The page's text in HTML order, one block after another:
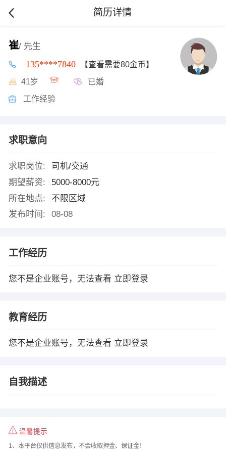
简历详情
崔/ 先生
135****7840 【查看需要80金币】
41岁 已婚
工作经验
求职意向
求职岗位:
司机/交通
期望薪资:
5000-8000元
所在地点:
不限区域
发布时间:
08-08
工作经历
您不是企业账号，无法查看 立即登录
教育经历
您不是企业账号，无法查看 立即登录
自我描述
温馨提示
1、本平台仅供信息发布，不会收取押金、保证金！